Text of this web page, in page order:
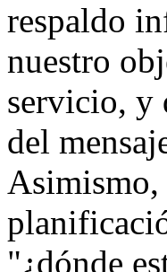
respaldo
nuestro
servicio, y
del
Asimismo,
"¿dónde